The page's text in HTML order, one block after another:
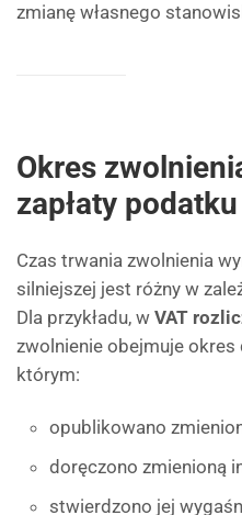
zmianę własnego
Okres
zapłaty podatku
Czas trwania zwolnienia
silniejszej jest różny w
Dla przykładu, w VAT
zwolnienie obejmuje okres
którym:
opublikowano
doręczono zmienioną
stwierdzono jej